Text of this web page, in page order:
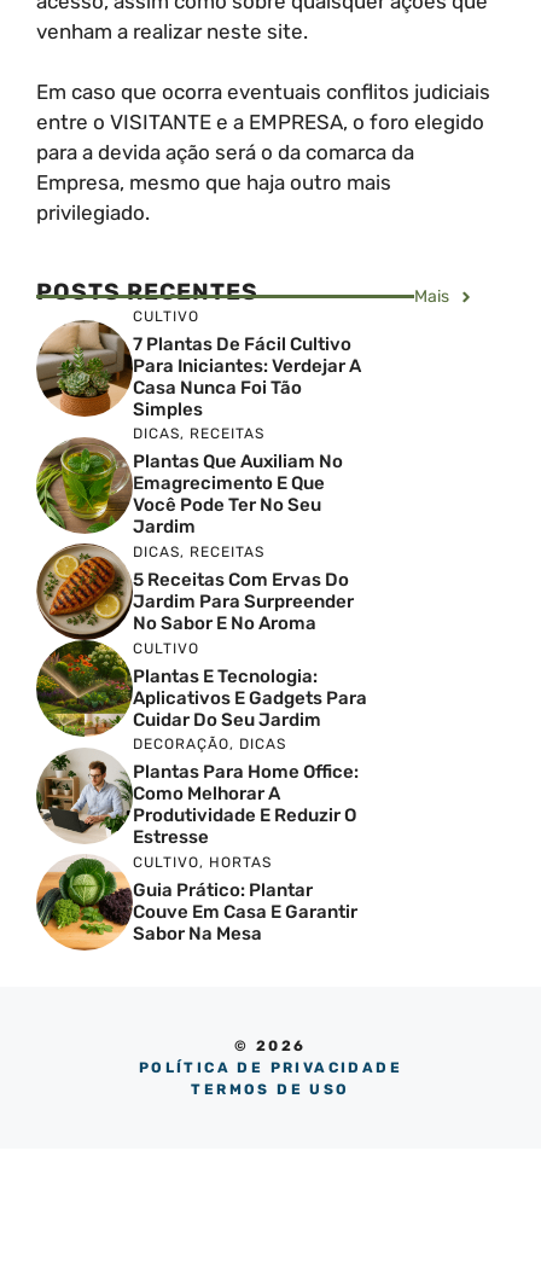
venham a realizar neste site.
Em caso que ocorra eventuais conflitos judiciais
entre o VISITANTE e a EMPRESA, o foro elegido
para a devida ação será o da comarca da
Empresa, mesmo que haja outro mais
privilegiado.
POSTS RECENTES Mais
CULTIVO
7 Plantas De Fácil Cultivo
Para Iniciantes: Verdejar A
Casa Nunca Foi Tão
Simples
DICAS, RECEITAS
Plantas Que Auxiliam No
Emagrecimento E Que
Você Pode Ter No Seu
Jardim
DICAS, RECEITAS
5 Receitas Com Ervas Do
Jardim Para Surpreender
No Sabor E No Aroma
CULTIVO
Plantas E Tecnologia:
Aplicativos E Gadgets Para
Cuidar Do Seu Jardim
DECORAÇÃO, DICAS
Plantas Para Home Office:
Como Melhorar A
Produtividade E Reduzir O
Estresse
CULTIVO, HORTAS
Guia Prático: Plantar
Couve Em Casa E Garantir
Sabor Na Mesa
© 2026
POLÍTICA DE PRIVACIDADE
TERMOS DE USO